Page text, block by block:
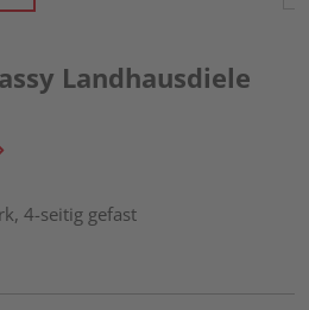
Landhausdiele
4-seitig gefast